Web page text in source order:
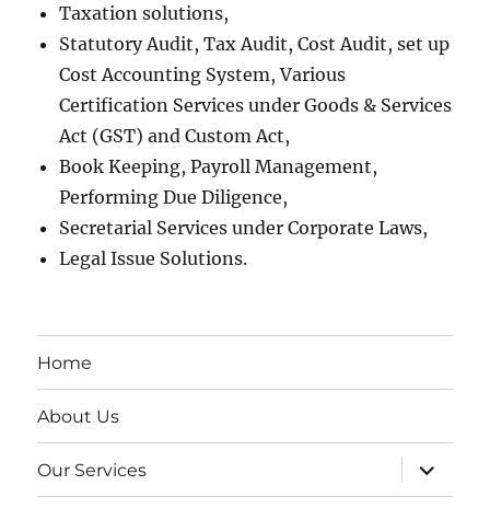
Taxation solutions,
Statutory Audit, Tax Audit, Cost Audit, set up
Cost Accounting System, Various
Certification Services under Goods & Services
Act (GST) and Custom Act,
Book Keeping, Payroll Management,
Performing Due Diligence,
Secretarial Services under Corporate Laws,
Legal Issue Solutions.
Home
About Us
Our Services
expand
child
menu